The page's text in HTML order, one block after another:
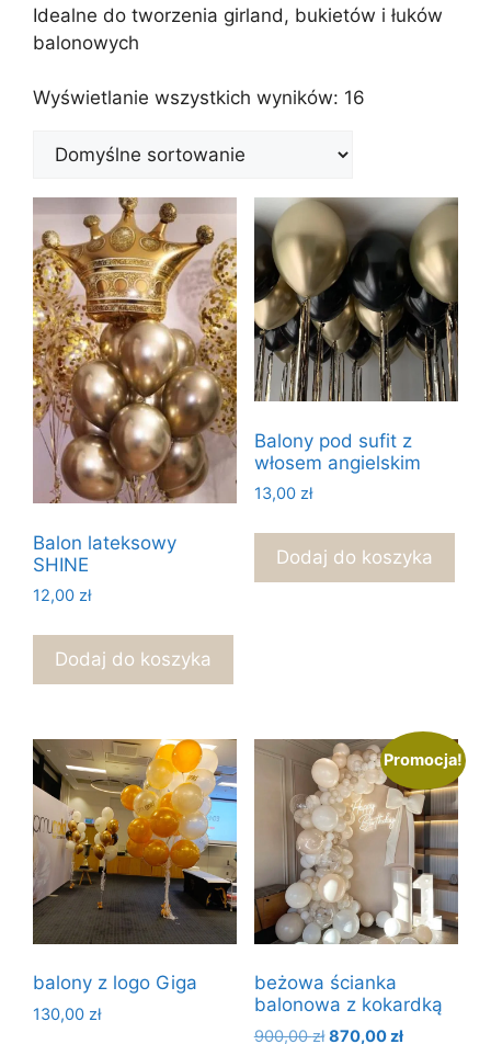
Idealne do tworzenia girland, bukietów i łuków
balonowych
Wyświetlanie wszystkich wyników: 16
Balon lateksowy
SHINE
12,00 zł
Dodaj do koszyka
Balony pod sufit z
włosem angielskim
13,00 zł
Dodaj do koszyka
balony z logo Giga
130,00 zł
Promocja!
beżowa ścianka
balonowa z kokardką
900,00zł Pierwotna
870,00złAktualna